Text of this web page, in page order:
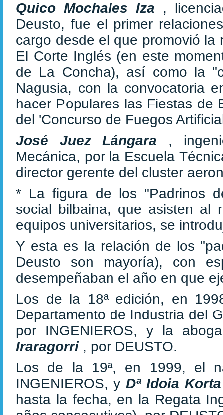
Quico Mochales Iza ,
Deusto, fue el primer
cargo desde el que promovió la
El Corte Inglés (en este
de La Concha), así como la
Nagusia, con la convocatoria
hacer Populares las Fiestas de
del 'Concurso de Fuegos
José Juez Lángara ,
Mecánica, por la Escuela
director gerente del cluster
* La figura de los "Padrinos
social bilbaina, que asisten al
equipos universitarios, se
Y esta es la relación de los
Deusto son mayoría), con
desempeñaban el año en que
Los de la 18ª edición, en
Departamento de Industria del
por INGENIEROS, y la
Iraragorri , por DEUSTO.
Los de la 19ª, en 1999, el
INGENIEROS, y Dª Idoia
hasta la fecha, en la Regata